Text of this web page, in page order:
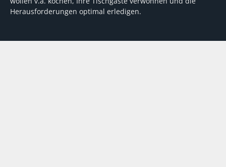
Herausforderungen optimal erledigen.